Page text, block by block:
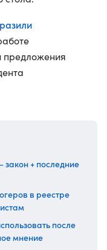
предложения
+ последние
в реестре
после
мнение